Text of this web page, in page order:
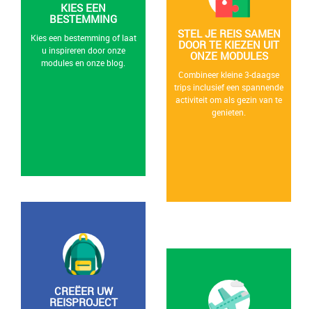
KIES EEN
BESTEMMING
Kies een bestemming of laat
u inspireren door onze
modules en onze blog.
STEL JE REIS SAMEN
DOOR TE KIEZEN UIT
ONZE MODULES
Combineer kleine 3-daagse
trips inclusief een spannende
activiteit om als gezin van te
genieten.
CREËER UW
REISPROJECT